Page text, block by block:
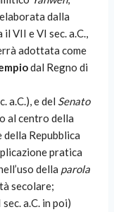
elaborata dalla
VII e VI sec. a.C.,
adottata come
dal Regno di
a.C.), e del Senato
al centro della
Repubblica
pratica
della parola
secolare;
a.C. in poi)